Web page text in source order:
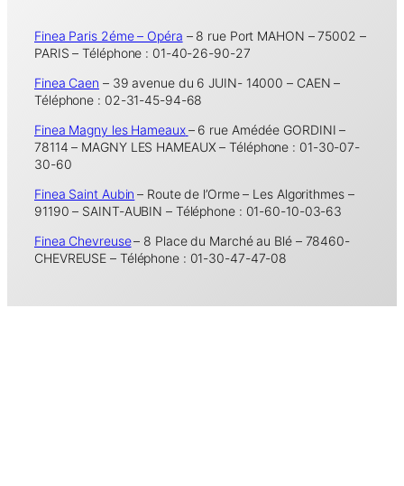
Finea Paris 2éme – Opéra – 8 rue Port MAHON – 75002 –
PARIS – Téléphone : 01-40-26-90-27
Finea Caen – 39 avenue du 6 JUIN- 14000 – CAEN –
Téléphone : 02-31-45-94-68
Finea Magny les Hameaux– 6 rue Amédée GORDINI –
78114 – MAGNY LES HAMEAUX – Téléphone : 01-30-07-
30-60
Finea Saint Aubin – Route de l’Orme – Les Algorithmes –
91190 – SAINT-AUBIN – Téléphone : 01-60-10-03-63
Finea Chevreuse– 8 Place du Marché au Blé – 78460-
CHEVREUSE – Téléphone : 01-30-47-47-08